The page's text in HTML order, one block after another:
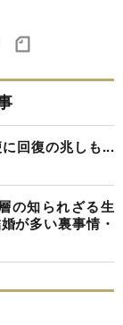
回復の兆しも...
の知られざる生
が多い裏事情・